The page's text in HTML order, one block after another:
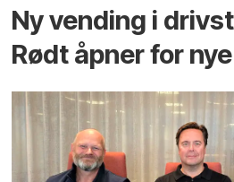
Ny vending i
Rødt åpner for